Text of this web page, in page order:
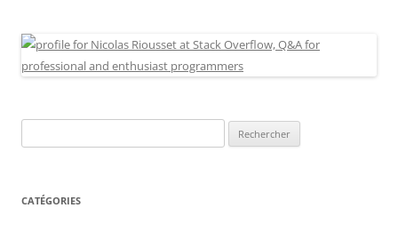
CATÉGORIES